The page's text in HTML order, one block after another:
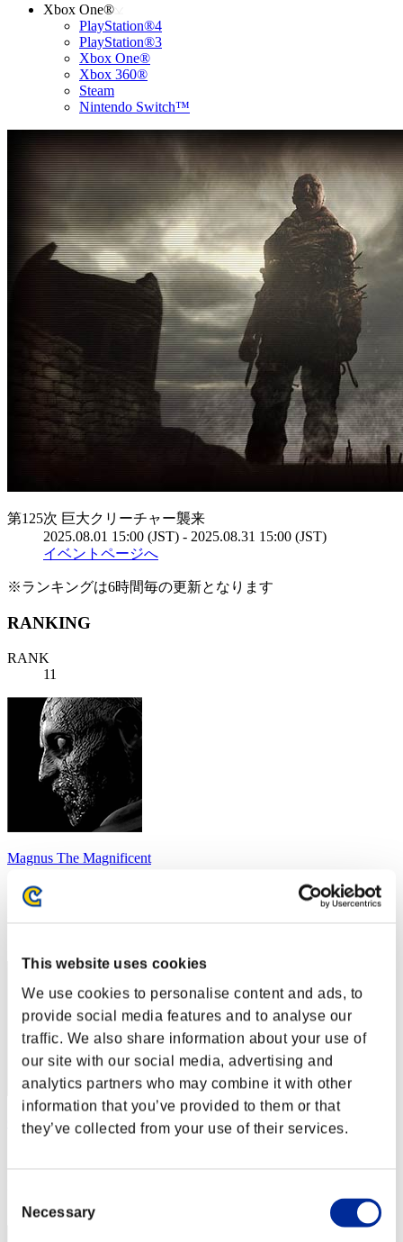
This website uses cookies
We use cookies to personalise content and ads, to
provide social media features and to analyse our
traffic. We also share information about your use of
our site with our social media, advertising and
analytics partners who may combine it with other
information that you’ve provided to them or that
they’ve collected from your use of their services.
Selection
Necessary
Xbox One®
PlayStation®4
PlayStation®3
Xbox One®
Xbox 360®
Steam
Nintendo Switch™
第125次 巨大クリーチャー襲来
2025.08.01 15:00 (JST) - 2025.08.31 15:00 (JST)
イベントページへ
※ランキングは6時間毎の更新となります
RANKING
RANK
11
Magnus The Magnificent
スコア:21349592
RANK
Omuamua